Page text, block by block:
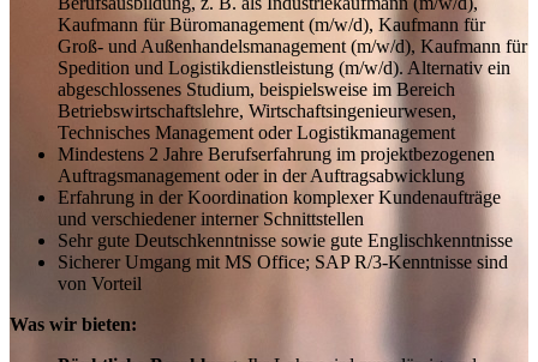
Kaufmann für Büromanagement (m/w/d), Kaufmann für
Groß- und Außenhandelsmanagement (m/w/d), Kaufmann für
Spedition und Logistikdienstleistung (m/w/d). Alternativ ein
abgeschlossenes Studium, beispielsweise im Bereich
Betriebswirtschaftslehre, Wirtschaftsingenieurwesen,
Technisches Management oder Logistikmanagement
Mindestens 2 Jahre Berufserfahrung im projektbezogenen
Auftragsmanagement oder in der Auftragsabwicklung
Erfahrung in der Koordination komplexer Kundenaufträge
und verschiedener interner Schnittstellen
Sehr gute Deutschkenntnisse sowie gute Englischkenntnisse
Sicherer Umgang mit MS Office; SAP R/3-Kenntnisse sind
von Vorteil
Was wir bieten: